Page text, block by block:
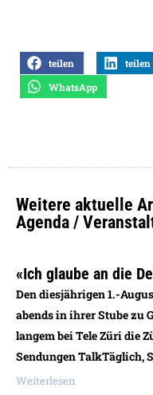
teilen teilen
WhatsApp
Weitere aktuelle
Agenda /
«Ich glaube an die
Den diesjährigen 1.-
abends in ihrer Stube zu
langem bei Tele Züri die
Sendungen TalkTäglich,
Weiterlesen